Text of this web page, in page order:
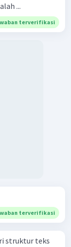
...
terverifikasi
terverifikasi
struktur teks